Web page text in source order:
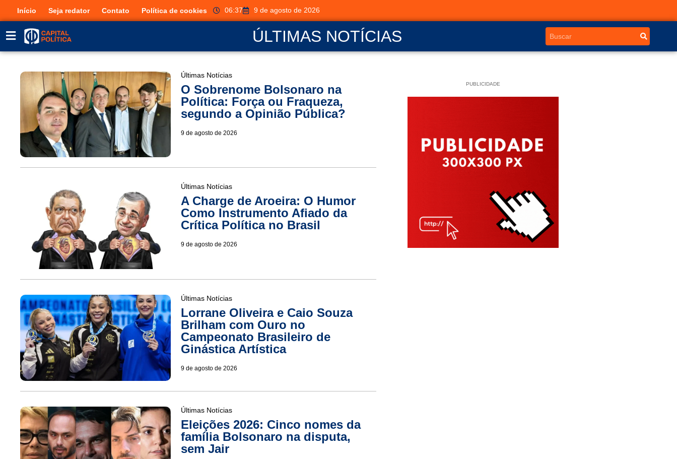
Início Seja redator Contato Política de cookies 06:37 9 de agosto de 2026
ÚLTIMAS NOTÍCIAS
Últimas Notícias
O Sobrenome Bolsonaro na
Política: Força ou Fraqueza,
segundo a Opinião Pública?
9 de agosto de 2026
Últimas Notícias
A Charge de Aroeira: O Humor
Como Instrumento Afiado da
Crítica Política no Brasil
9 de agosto de 2026
Últimas Notícias
Lorrane Oliveira e Caio Souza
Brilham com Ouro no
Campeonato Brasileiro de
Ginástica Artística
9 de agosto de 2026
Últimas Notícias
Eleições 2026: Cinco nomes da
família Bolsonaro na disputa,
sem Jair
PUBLICIDADE